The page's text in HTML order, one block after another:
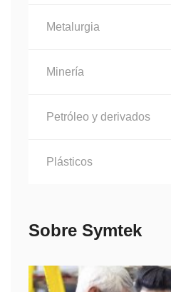
Metalurgia
Minería
Petróleo y derivados
Plásticos
Sobre Symtek